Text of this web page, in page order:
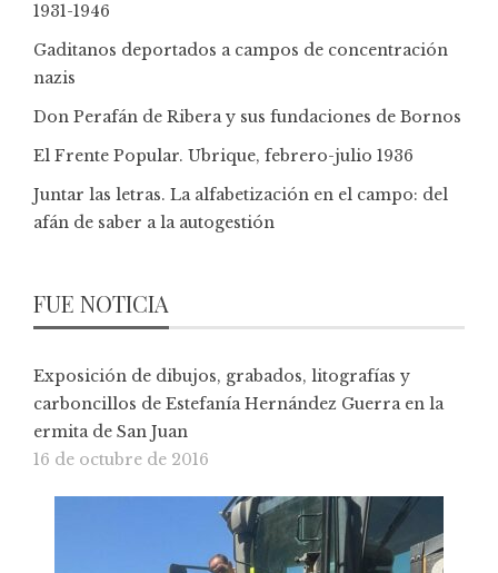
1931-1946
Gaditanos deportados a campos de concentración
nazis
Don Perafán de Ribera y sus fundaciones de Bornos
El Frente Popular. Ubrique, febrero-julio 1936
Juntar las letras. La alfabetización en el campo: del
afán de saber a la autogestión
FUE NOTICIA
Exposición de dibujos, grabados, litografías y
carboncillos de Estefanía Hernández Guerra en la
ermita de San Juan
16 de octubre de 2016